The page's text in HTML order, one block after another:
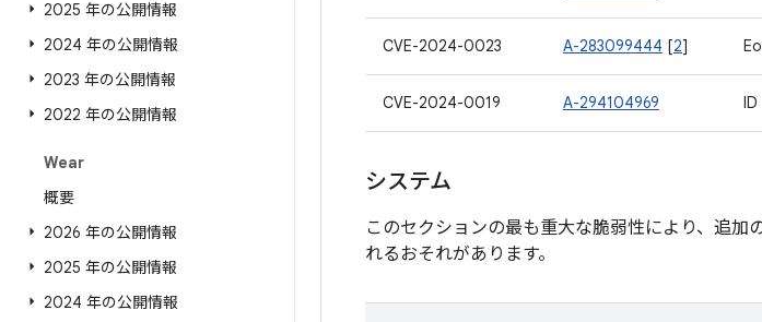
2025 年の公開情報
2024 年の公開情報
2023 年の公開情報
2022 年の公開情報
Wear
概要
2026 年の公開情報
2025 年の公開情報
2024 年の公開情報
CVE-2024-0023 A-283099444 [2]
CVE-2024-0019 A-294104969 ID
システム
このセクションの最も重大な脆弱性により、追
れるおそれがあります。